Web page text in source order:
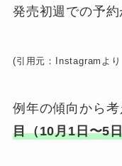
発売初週での予約
(引用元：Instagramよ
例年の傾向から
目（10月1日〜5